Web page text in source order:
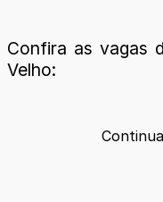
Confira as vagas
Velho: